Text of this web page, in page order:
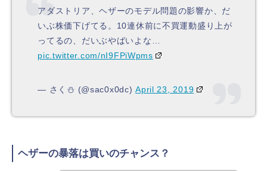
アダストリア、ヘザーのモデル問題の影響か、だ
いぶ株価下げてる。10連休前に不買運動盛り上が
ってるの、だいぶやばいよな…
pic.twitter.com/nI9FPiWpms
— さく⛄️ (@sac0x0dc)April 23, 2019
ヘザーの暴落は買いのチャンス？